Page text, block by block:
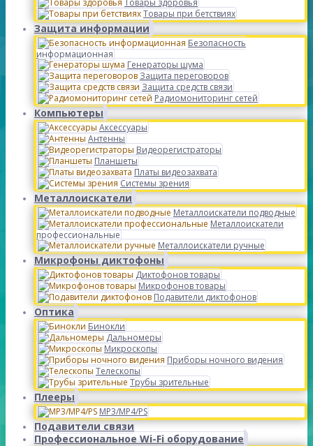
Товары здоровья
Товары при бетствиях
Защита информации
Безопасность
информационная
Генераторы шума
Защита переговоров
Защита средств связи
Радиомониторинг сетей
Компьютеры
Аксессуары
Антенны
Видеорегистраторы
Планшеты
Платы видеозахвата
Системы зрения
Металлоискатели
Металлоискатели подводные
Металлоискатели
профессиональные
Металлоискатели ручные
Микрофоны диктофоны
Диктофонов товары
Микрофонов товары
Подавители диктофонов
Оптика
Бинокли
Дальномеры
Микроскопы
Приборы ночного видения
Телескопы
Трубы зрительные
Плееры
MP3/MP4/PS
Подавители связи
Профессиональное Wi-Fi оборудование